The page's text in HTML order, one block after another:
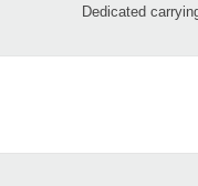
Dedicated